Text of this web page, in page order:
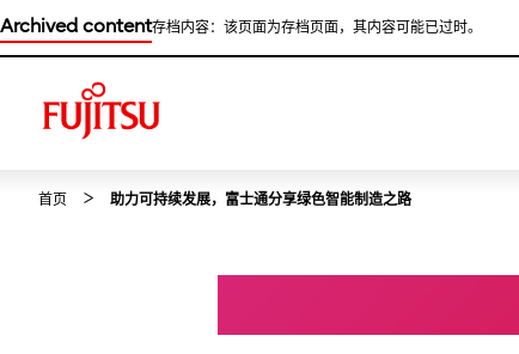
Archived content存档内容：该页面为存档页面，其内容可能已过时。
首页 助力可持续发展，富士通分享绿色智能制造之路